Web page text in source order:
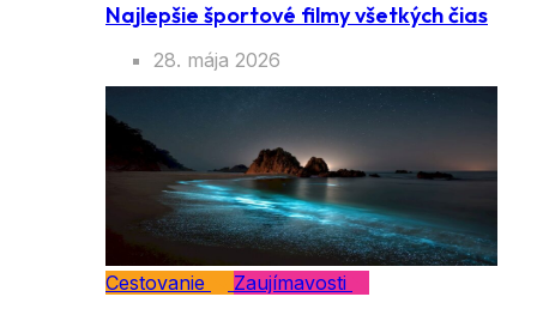
Najlepšie športové filmy všetkých čias
28. mája 2026
Cestovanie Zaujímavosti